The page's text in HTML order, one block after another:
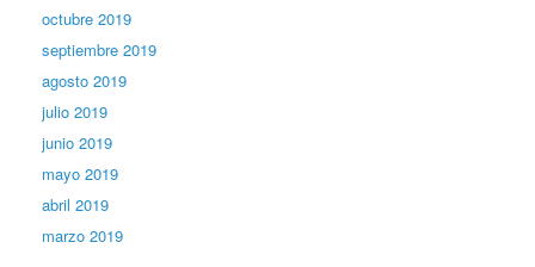
octubre 2019
septiembre 2019
agosto 2019
julio 2019
junio 2019
mayo 2019
abril 2019
marzo 2019